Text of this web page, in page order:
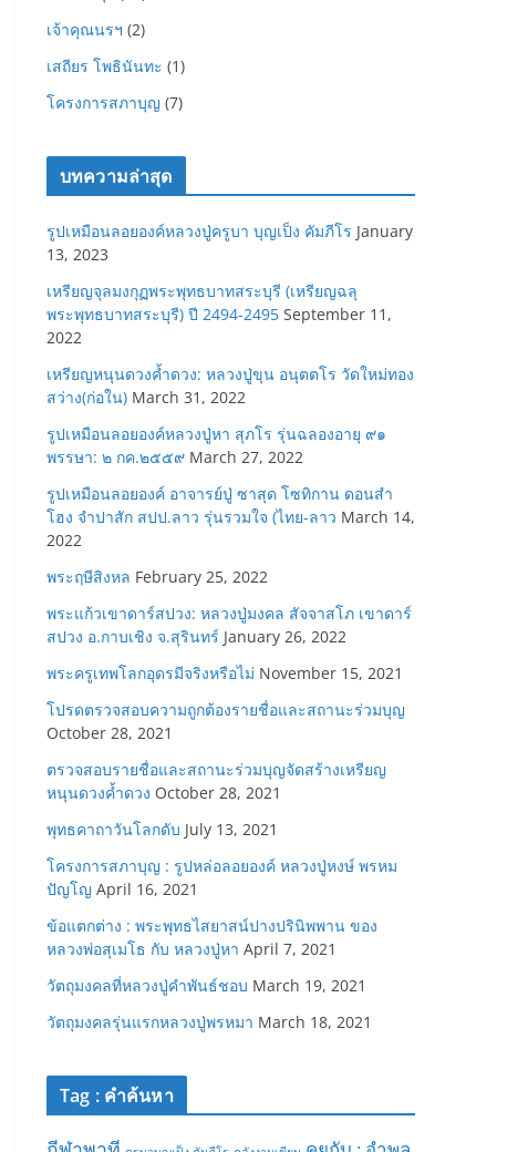
เจ้าคุณนรฯ (2)
เสถียร โพธินันทะ (1)
โครงการสภาบุญ (7)
บทความล่าสุด
รูปเหมือนลอยองค์หลวงปู่ครูบา บุญเป็ง คัมภีโร January
13, 2023
เหรียญจุลมงกุฏพระพุทธบาทสระบุรี (เหรียญฉลุ
พระพุทธบาทสระบุรี) ปี 2494-2495 September 11,
2022
เหรียญหนุนดวงค้ำดวง: หลวงปู่ขุน อนุตตโร วัดใหม่ทอง
สว่าง(ก่อใน) March 31, 2022
รูปเหมือนลอยองค์หลวงปู่หา สุภโร รุ่นฉลองอายุ ๙๑
พรรษา: ๒ กค.๒๕๕๙ March 27, 2022
รูปเหมือนลอยองค์ อาจารย์ปู่ ซาสุด โซทิกาน ดอนสำ
โฮง จำปาสัก สปป.ลาว รุ่นรวมใจ (ไทย-ลาว March 14,
2022
พระฤษีสิงหล February 25, 2022
พระแก้วเขาดาร์สปวง: หลวงปู่มงคล สัจจาสโภ เขาดาร์
สปวง อ.กาบเชิง จ.สุรินทร์ January 26, 2022
พระครูเทพโลกอุดรมีจริงหรือไม่ November 15, 2021
โปรดตรวจสอบความถูกต้องรายชื่อและสถานะร่วมบุญ
October 28, 2021
ตรวจสอบรายชื่อและสถานะร่วมบุญจัดสร้างเหรียญ
หนุนดวงค้ำดวง October 28, 2021
พุทธคาถาวันโลกดับ July 13, 2021
โครงการสภาบุญ : รูปหล่อลอยองค์ หลวงปู่หงษ์ พรหม
ปัญโญ April 16, 2021
ข้อแตกต่าง : พระพุทธไสยาสน์ปางปรินิพพาน ของ
หลวงพ่อสุเมโธ กับ หลวงปู่หา April 7, 2021
วัตถุมงคลที่หลวงปู่คำพันธ์ชอบ March 19, 2021
วัตถุมงคลรุ่นแรกหลวงปู่พรหมา March 18, 2021
Tag : คำค้นหา